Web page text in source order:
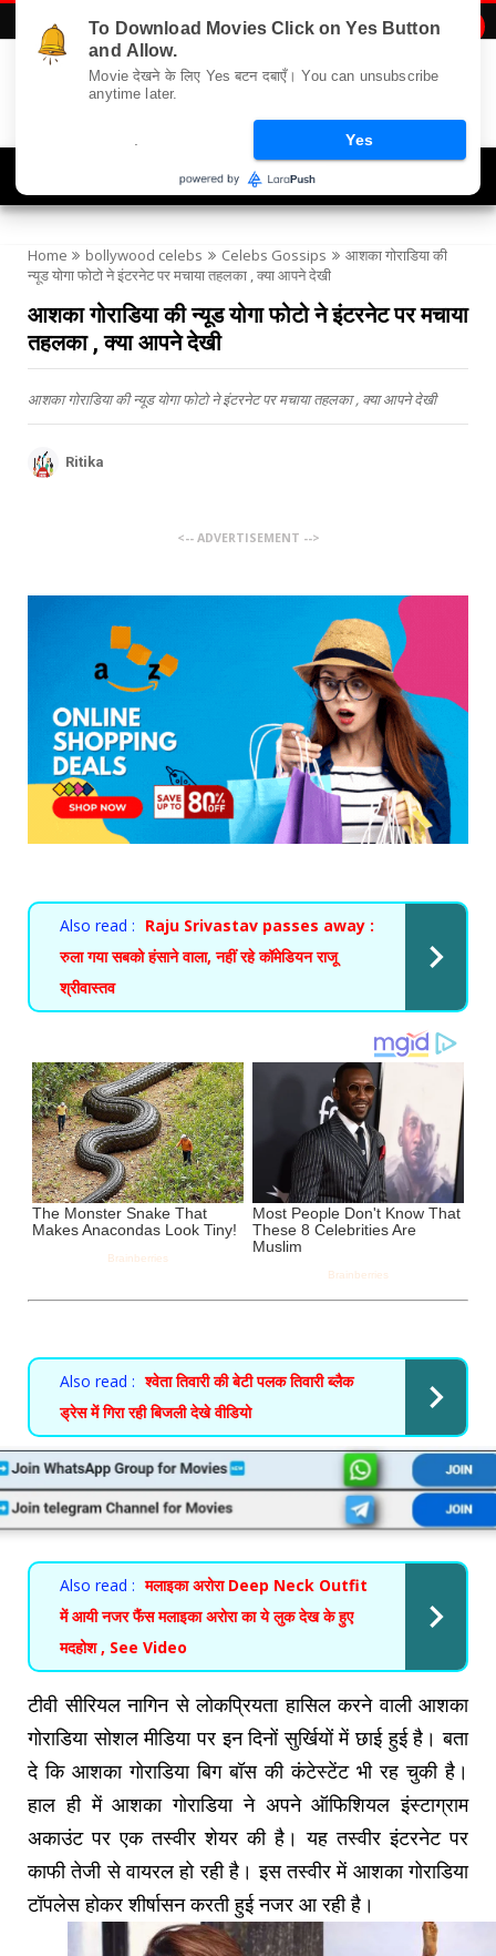
Home bollywood celebs Celebs Gossips
आशका गोराडिया की
न्यूड योगा फोटो ने इंटरनेट पर मचाया तहलका , क्या आपने देखी
आशका गोराडिया की न्यूड योगा फोटो ने इंटरनेट पर मचाया
तहलका , क्या आपने देखी
आशका गोराडिया की न्यूड योगा फोटो ने इंटरनेट पर मचाया तहलका , क्या आपने देखी
Ritika
<-- ADVERTISEMENT -->
Also read : Raju Srivastav passes away :
रुला गया सबको हंसाने वाला, नहीं रहे कॉमेडियन राजू
श्रीवास्तव
Also read : श्वेता तिवारी की बेटी पलक तिवारी ब्लैक
ड्रेस में गिरा रही बिजली देखे वीडियो
Also read : मलाइका अरोरा Deep Neck Outfit
में आयी नजर फैंस मलाइका अरोरा का ये लुक देख के हुए
मदहोश , See Video
टीवी सीरियल नागिन से लोकप्रियता हासिल करने वाली आशका
गोराडिया सोशल मीडिया पर इन दिनों सुर्खियों में छाई हुई है। बता
दे कि आशका गोराडिया बिग बॉस की कंटेस्टेंट भी रह चुकी है।
हाल ही में आशका गोराडिया ने अपने ऑफिशियल इंस्टाग्राम
अकाउंट पर एक तस्वीर शेयर की है। यह तस्वीर इंटरनेट पर
काफी तेजी से वायरल हो रही है। इस तस्वीर में आशका गोराडिया
टॉपलेस होकर शीर्षासन करती हुई नजर आ रही है।
To Download Movies Click on Yes Button
and Allow.
Movie देखने के लिए Yes बटन दबाएँ। You can unsubscribe
anytime later.
Yes